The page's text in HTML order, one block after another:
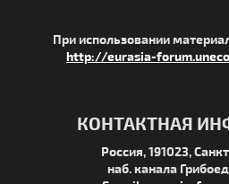
При использовании
http://eurasia-
КОНТАКТНАЯ
Россия, 191023,
наб. канала